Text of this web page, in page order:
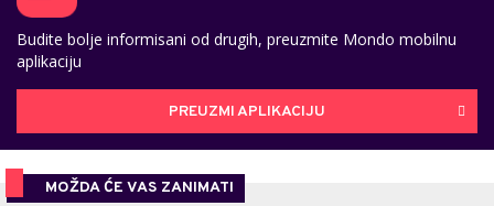
Budite bolje informisani od drugih, preuzmite Mondo mobilnu
aplikaciju
PREUZMI APLIKACIJU
MOŽDA ĆE VAS ZANIMATI